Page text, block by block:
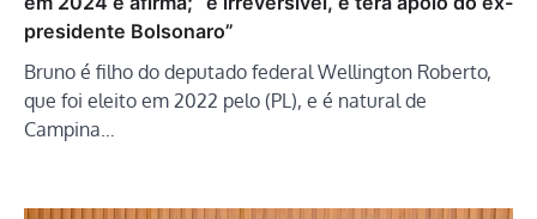
presidente Bolsonaro”
Bruno é filho do deputado federal Wellington Roberto,
que foi eleito em 2022 pelo (PL), e é natural de
Campina…